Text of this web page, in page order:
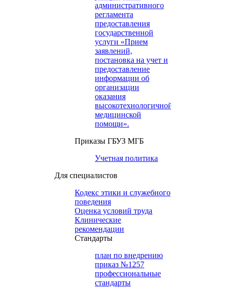
административного
регламента
предоставления
государственной
услуги «Прием
заявлений,
постановка на учет и
предоставление
информации об
организации
оказания
высокотехнологичной
медицинской
помощи».
Приказы ГБУЗ МГБ
Учетная политика
Для специалистов
Кодекс этики и служебного
поведения
Оценка условий труда
Клинические
рекомендации
Cтандарты
план по внедрению
приказ №1257
профессиональные
стандарты